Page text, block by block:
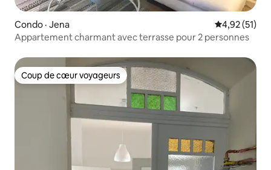
Condo · Jena Note
4,92 (51)
Appartement charmant avec terrasse pour 2 personnes
Coup de cœur voyageurs
Coup de cœur voyageurs